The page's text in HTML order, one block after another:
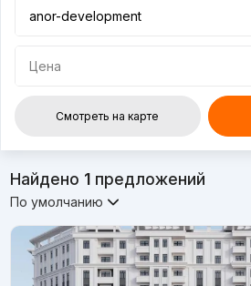
Цена
Смотреть на карте
Найдено 1предложений
По умолчанию